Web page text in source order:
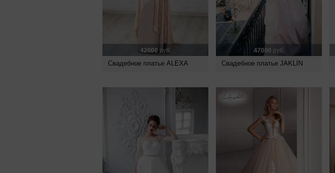
42000руб.
Свадебное платье ALEXA
47000 руб.
Свадебное платье JAKLIN